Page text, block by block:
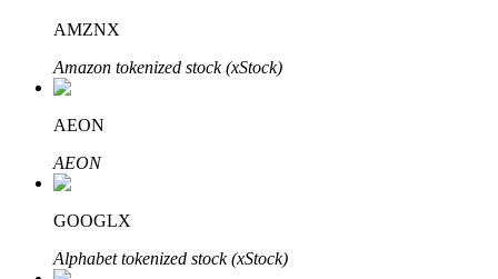
Otomatik Yatırım
AMZNX
Amazon tokenized stock (xStock)
AEON
AEON
GOOGLX
Alphabet tokenized stock (xStock)